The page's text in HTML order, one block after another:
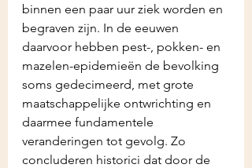
binnen een paar uur ziek worden en
begraven zijn. In de eeuwen
daarvoor hebben pest-, pokken- en
mazelen-epidemieën de bevolking
soms gedecimeerd, met grote
maatschappelijke ontwrichting en
daarmee fundamentele
veranderingen tot gevolg. Zo
concluderen historici dat door de